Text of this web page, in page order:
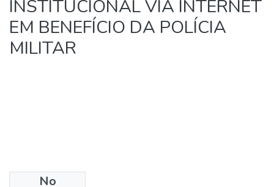
INSTITUCIONAL VIA INTERNET
EM BENEFÍCIO DA POLÍCIA
MILITAR
No